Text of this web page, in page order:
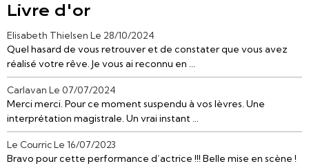
Livre d'or
Elisabeth Thielsen Le 28/10/2024
Quel hasard de vous retrouver et de constater que vous avez
réalisé votre rêve. Je vous ai reconnu en ...
Carlavan Le 07/07/2024
Merci merci. Pour ce moment suspendu à vos lèvres. Une
interprétation magistrale. Un vrai instant ...
Le CourricLe 16/07/2023
Bravo pour cette performance d’actrice !!! Belle mise en scène !